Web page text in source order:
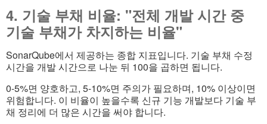
4. 기술 부채 비율: "전체 개발 시간 중
기술 부채가 차지하는 비율"
SonarQube에서 제공하는 종합 지표입니다. 기술 부채 수정
시간을 개발 시간으로 나눈 뒤 100을 곱하면 됩니다.
0-5%면 양호하고, 5-10%면 주의가 필요하며, 10% 이상이면
위험합니다. 이 비율이 높을수록 신규 기능 개발보다 기술 부
채 정리에 더 많은 시간을 써야 합니다.